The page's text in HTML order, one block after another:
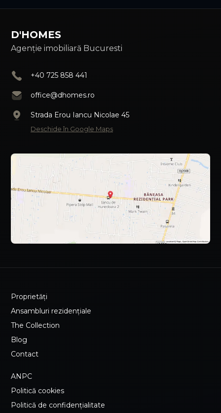
D'HOMES
Agenție imobiliară Bucuresti
+40 725 858 441
office@dhomes.ro
Strada Erou Iancu Nicolae 45
Deschide în Google Maps
Proprietăți
Ansambluri rezidențiale
The Collection
Blog
Contact
ANPC
Politică cookies
Politică de confidențialitate